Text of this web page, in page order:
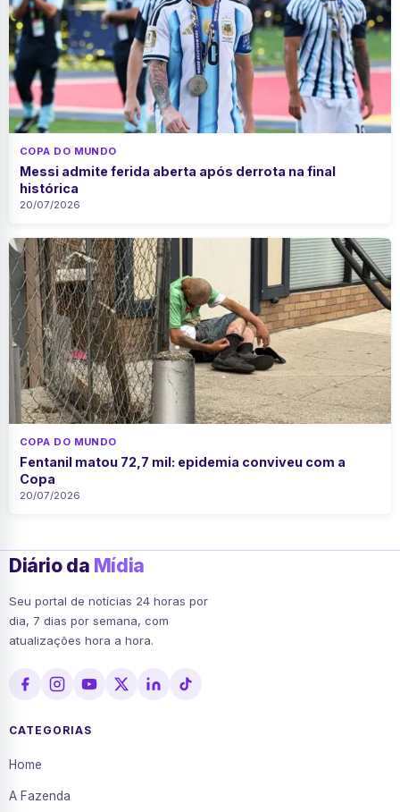
COPA DO MUNDO
Messi admite ferida aberta após derrota na final
histórica
20/07/2026
COPA DO MUNDO
Fentanil matou 72,7 mil: epidemia conviveu com a
Copa
20/07/2026
Diário da Mídia
Seu portal de notícias 24 horas por
dia, 7 dias por semana, com
atualizações hora a hora.
CATEGORIAS
Home
A Fazenda